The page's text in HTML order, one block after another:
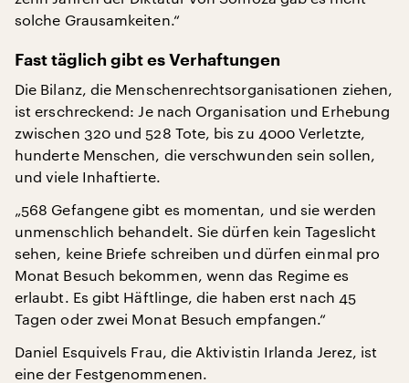
solche Grausamkeiten.“
Fast täglich gibt es Verhaftungen
Die Bilanz, die Menschenrechtsorganisationen ziehen,
ist erschreckend: Je nach Organisation und Erhebung
zwischen 320 und 528 Tote, bis zu 4000 Verletzte,
hunderte Menschen, die verschwunden sein sollen,
und viele Inhaftierte.
„568 Gefangene gibt es momentan, und sie werden
unmenschlich behandelt. Sie dürfen kein Tageslicht
sehen, keine Briefe schreiben und dürfen einmal pro
Monat Besuch bekommen, wenn das Regime es
erlaubt. Es gibt Häftlinge, die haben erst nach 45
Tagen oder zwei Monat Besuch empfangen.“
Daniel Esquivels Frau, die Aktivistin Irlanda Jerez, ist
eine der Festgenommenen.